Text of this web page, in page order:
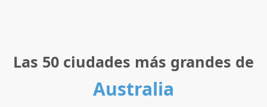
Las 50 ciudades más grandes de
Australia